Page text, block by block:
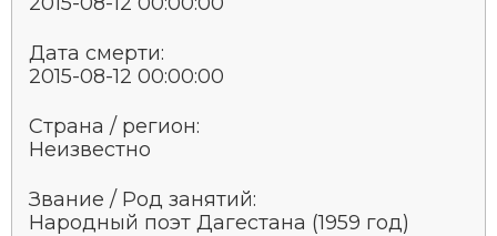
Дата смерти:
2015-08-12 00:00:00
Страна / регион:
Неизвестно
Звание / Род занятий:
Народный по­эт Да­ге­ста­на (1959 год)